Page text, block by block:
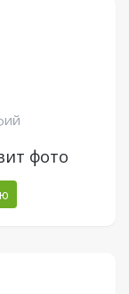
фото